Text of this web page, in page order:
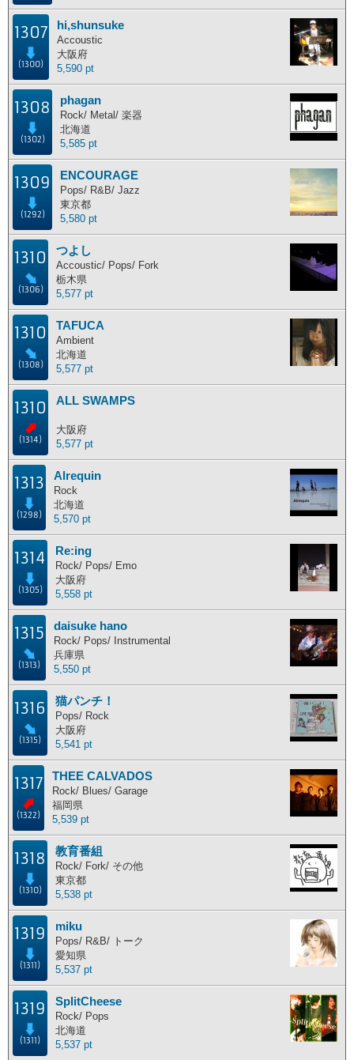
1307
(1300)
hi,shunsuke
Accoustic
大阪府
5,590 pt
1308
(1302)
phagan
Rock/ Metal/ 楽器
北海道
5,585 pt
1309
(1292)
ENCOURAGE
Pops/ R&B/ Jazz
東京都
5,580 pt
1310
(1306)
つよし
Accoustic/ Pops/ Fork
栃木県
5,577 pt
1310
(1308)
TAFUCA
Ambient
北海道
5,577 pt
1310
(1314)
ALL SWAMPS
大阪府
5,577 pt
1313
(1298)
Alrequin
Rock
北海道
5,570 pt
1314
(1305)
Re:ing
Rock/ Pops/ Emo
大阪府
5,558 pt
1315
(1313)
daisuke hano
Rock/ Pops/ Instrumental
兵庫県
5,550 pt
1316
(1315)
猫パンチ！
Pops/ Rock
大阪府
5,541 pt
1317
(1322)
THEE CALVADOS
Rock/ Blues/ Garage
福岡県
5,539 pt
1318
(1310)
教育番組
Rock/ Fork/ その他
東京都
5,538 pt
1319
(1311)
miku
Pops/ R&B/ トーク
愛知県
5,537 pt
1319
(1311)
SplitCheese
Rock/ Pops
北海道
5,537 pt